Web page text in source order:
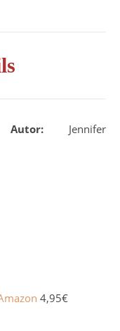
Autor: Jennifer
4,95€